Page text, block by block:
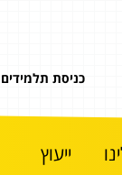
כניסת תלמידים
ייעוץ